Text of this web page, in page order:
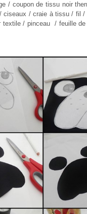
/ coupon de tissu noir
ciseaux / craie à tissu / fil /
textile / pinceau / feuille